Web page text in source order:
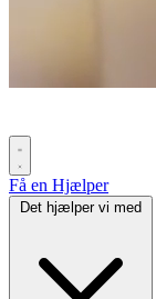
Få en Hjælper
Det hjælper vi med